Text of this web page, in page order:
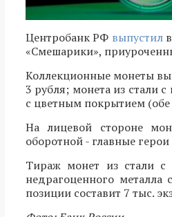
Центробанк РФ выпустилв
«Смешарики»,
Коллекционные монеты
3 рубля; монета из стали
с цветным покрытием
На лицевой стороне
оборотной - главные
Тираж монет из стали с
недрагоценного
позиции составит 7 тыс.